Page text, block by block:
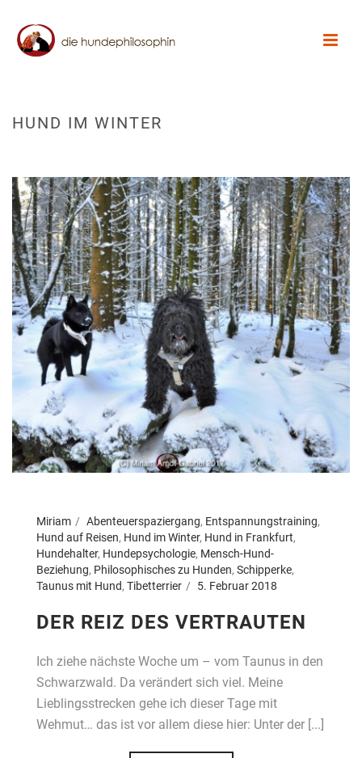
HUND IM WINTER
Miriam Abenteuerspaziergang, Entspannungstraining,
Hund auf Reisen, Hund im Winter, Hund in Frankfurt,
Hundehalter, Hundepsychologie, Mensch-Hund-
Beziehung, Philosophisches zu Hunden, Schipperke,
Taunus mit Hund, Tibetterrier 5. Februar 2018
DER REIZ DES VERTRAUTEN
Ich ziehe nächste Woche um – vom Taunus in den
Schwarzwald. Da verändert sich viel. Meine
Lieblingsstrecken gehe ich dieser Tage mit
Wehmut… das ist vor allem diese hier: Unter der [...]